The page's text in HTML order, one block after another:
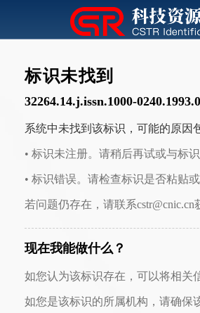
标识未找到
32264.14.j.issn.1000-
系统中未找到该标识，可能的原因
• 标识未注册。请稍后再试或与标
• 标识错误。请检查标识是否粘贴或
若问题仍存在，请联系cstr@cnic.cn
现在我能做什么？
如您认为该标识存在，可以将相关
如您是该标识的所属机构，请确保